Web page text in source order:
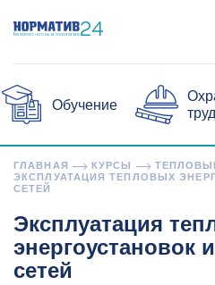
Обучение
ГЛАВНАЯ КУРСЫ
ЭКСПЛУАТАЦИЯ ТЕПЛОВЫХ
СЕТЕЙ
Эксплуатация
энергоустановок
сетей